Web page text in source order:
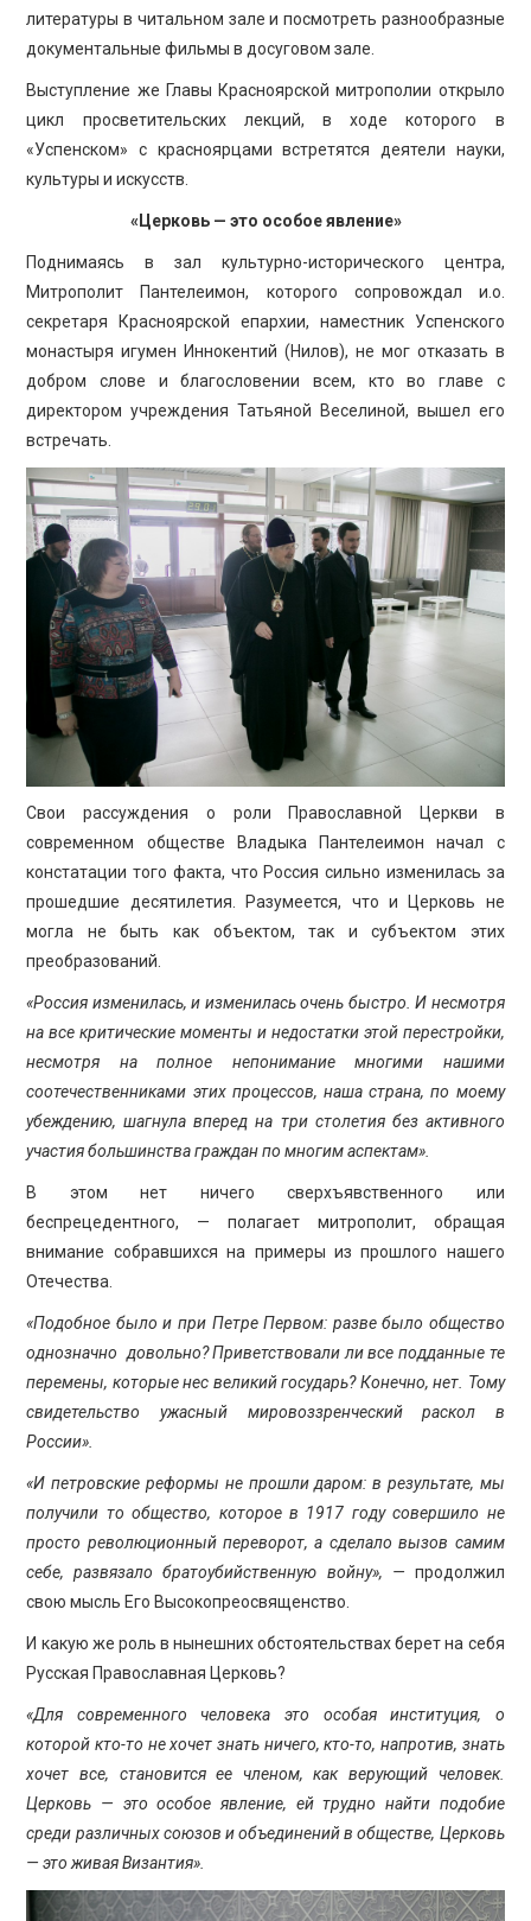
литературы в читальном зале и посмотреть разнообразные
документальные фильмы в досуговом зале.
Выступление же Главы Красноярской митрополии открыло
цикл просветительских лекций, в ходе которого в
«Успенском» с красноярцами встретятся деятели науки,
культуры и искусств.
«Церковь — это особое явление»
Поднимаясь в зал культурно-исторического центра,
Митрополит Пантелеимон, которого сопровождал и.о.
секретаря Красноярской епархии, наместник Успенского
монастыря игумен Иннокентий (Нилов), не мог отказать в
добром слове и благословении всем, кто во главе с
директором учреждения Татьяной Веселиной, вышел его
встречать.
Свои рассуждения о роли Православной Церкви в
современном обществе Владыка Пантелеимон начал с
констатации того факта, что Россия сильно изменилась за
прошедшие десятилетия. Разумеется, что и Церковь не
могла не быть как объектом, так и субъектом этих
преобразований.
«Россия изменилась, и изменилась очень быстро. И несмотря
на все критические моменты и недостатки этой перестройки,
несмотря на полное непонимание многими нашими
соотечественниками этих процессов, наша страна, по моему
убеждению, шагнула вперед на три столетия без активного
участия большинства граждан по многим аспектам».
В этом нет ничего сверхъявственного или
беспрецедентного, — полагает митрополит, обращая
внимание собравшихся на примеры из прошлого нашего
Отечества.
«Подобное было и при Петре Первом: разве было общество
однозначно довольно? Приветствовали ли все подданные те
перемены, которые нес великий государь? Конечно, нет. Тому
свидетельство ужасный мировоззренческий раскол в
России».
«И петровские реформы не прошли даром: в результате, мы
получили то общество, которое в 1917 году совершило не
просто революционный переворот, а сделало вызов самим
себе, развязало братоубийственную войну», — продолжил
свою мысль Его Высокопреосвященство.
И какую же роль в нынешних обстоятельствах берет на себя
Русская Православная Церковь?
«Для современного человека это особая институция, о
которой кто-то не хочет знать ничего, кто-то, напротив, знать
хочет все, становится ее членом, как верующий человек.
Церковь — это особое явление, ей трудно найти подобие
среди различных союзов и объединений в обществе, Церковь
— это живая Византия».